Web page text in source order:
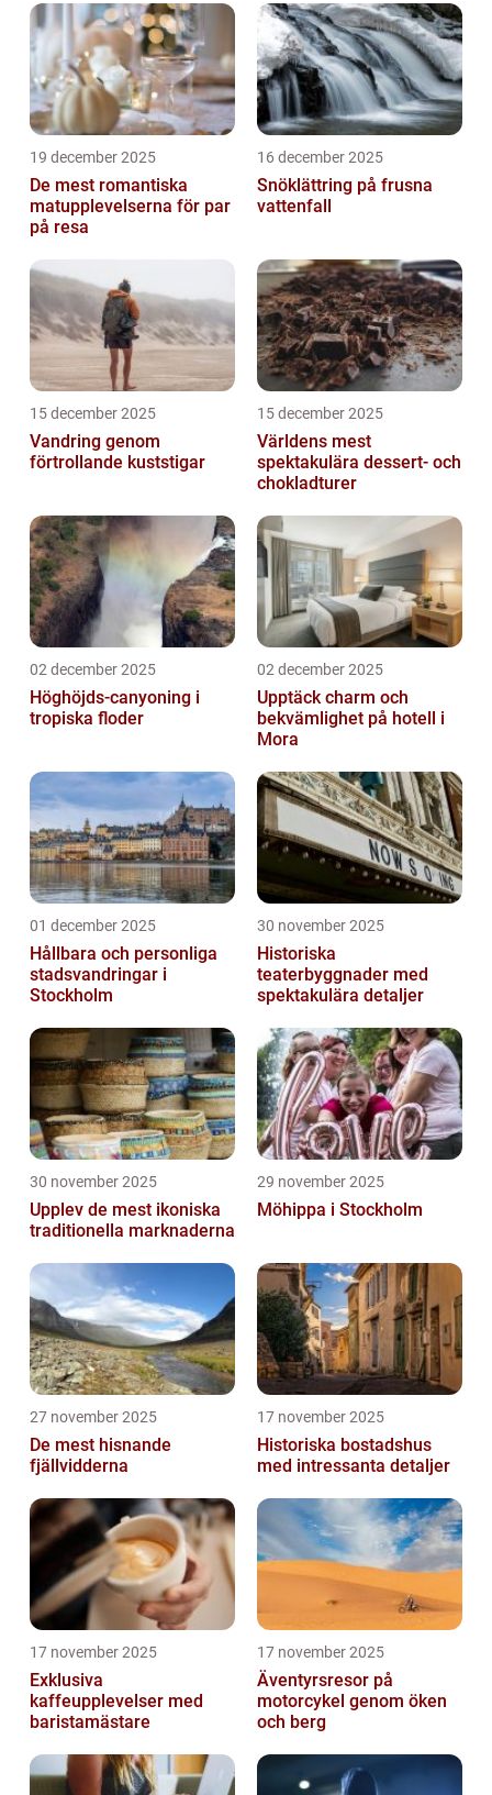
19 december 2025
De mest romantiska
matupplevelserna för par
på resa
16 december 2025
Snöklättring på frusna
vattenfall
15 december 2025
Vandring genom
förtrollande kuststigar
15 december 2025
Världens mest
spektakulära dessert- och
chokladturer
02 december 2025
Höghöjds-canyoning i
tropiska floder
02 december 2025
Upptäck charm och
bekvämlighet på hotell i
Mora
01 december 2025
Hållbara och personliga
stadsvandringar i
Stockholm
30 november 2025
Historiska
teaterbyggnader med
spektakulära detaljer
30 november 2025
Upplev de mest ikoniska
traditionella marknaderna
29 november 2025
Möhippa i Stockholm
27 november 2025
De mest hisnande
fjällvidderna
17 november 2025
Historiska bostadshus
med intressanta detaljer
17 november 2025
Exklusiva
kaffeupplevelser med
baristamästare
17 november 2025
Äventyrsresor på
motorcykel genom öken
och berg